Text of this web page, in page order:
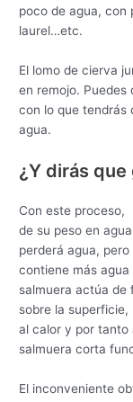
poco de agua, con
laurel…etc.
El lomo de cierva
en remojo. Puedes
con lo que tendrás
agua.
¿Y dirás que
Con este proceso,
de su peso en
perderá agua,
contiene más
salmuera actúa de
sobre la
al calor y por tanto
salmuera corta
El inconveniente